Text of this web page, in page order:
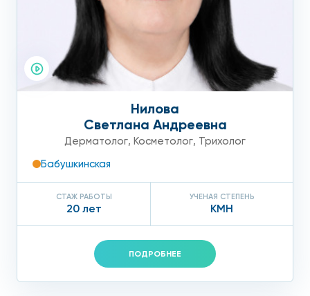
Нилова
Светлана Андреевна
Дерматолог, Косметолог, Трихолог
Бабушкинская
СТАЖ РАБОТЫ
20 лет
УЧЕНАЯ СТЕПЕНЬ
КМН
ПОДРОБНЕЕ